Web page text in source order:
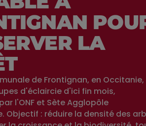
LA
de Frontignan, en Occitanie,
d'éclaircie d'ici fin mois,
l'ONF et Sète Agglopôle
Objectif : réduire la densité des